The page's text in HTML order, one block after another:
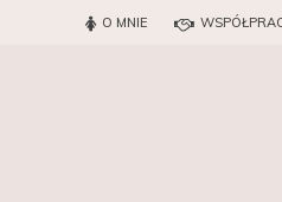
O MNIE